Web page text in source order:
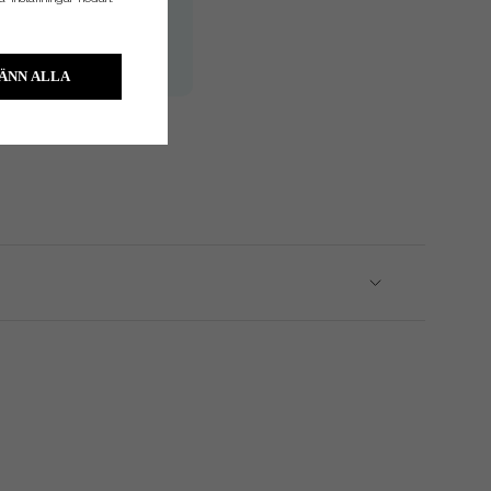
H/V
ALLA